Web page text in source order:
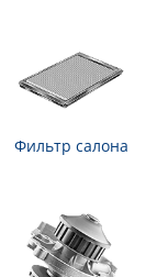
Фильтр салона